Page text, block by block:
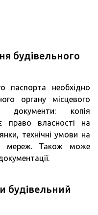
будівельного
паспорта необхідно
органу місцевого
документи: копія
право власності на
технічні умови на
мереж. Також може
будівельний